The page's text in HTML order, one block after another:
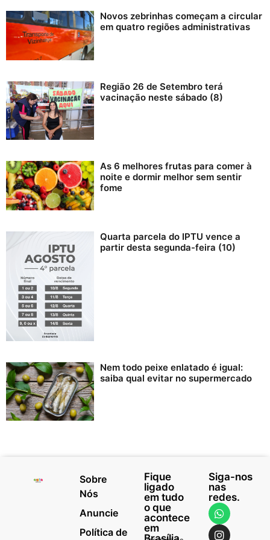
Novos zebrinhas começam a circular
em quatro regiões administrativas
Região 26 de Setembro terá
vacinação neste sábado (8)
As 6 melhores frutas para comer à
noite e dormir melhor sem sentir
fome
Quarta parcela do IPTU vence a
partir desta segunda-feira (10)
Nem todo peixe enlatado é igual:
saiba qual evitar no supermercado
Sobre
Nós
Anuncie
Política de
Fique
ligado
em tudo
o que
acontece
em
Siga-nos
nas
redes.